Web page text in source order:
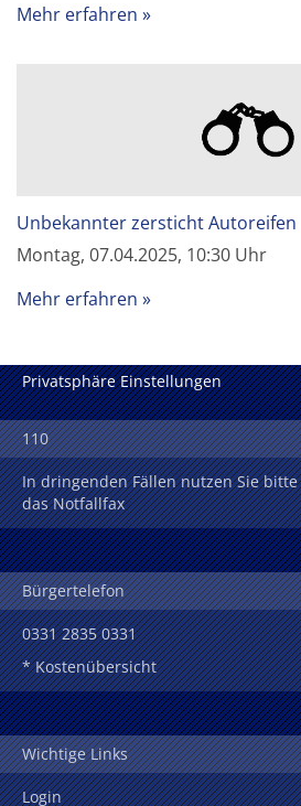
Mehr erfahren
Unbekannter zersticht Autoreifen
Montag, 07.04.2025, 10:30 Uhr
Mehr erfahren
Privatsphäre Einstellungen
110
In dringenden Fällen nutzen Sie
das Notfallfax
Bürgertelefon
0331 2835 0331
* Kostenübersicht
Wichtige Links
Login